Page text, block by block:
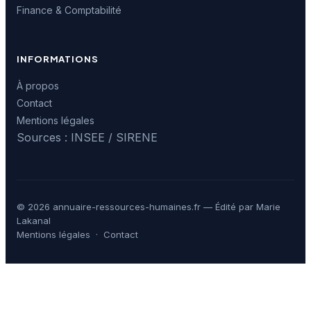
Finance & Comptabilité
INFORMATIONS
À propos
Contact
Mentions légales
Sources : INSEE / SIRENE
© 2026 annuaire-ressources-humaines.fr — Édité par Marie
Lakanal
Mentions légales · Contact